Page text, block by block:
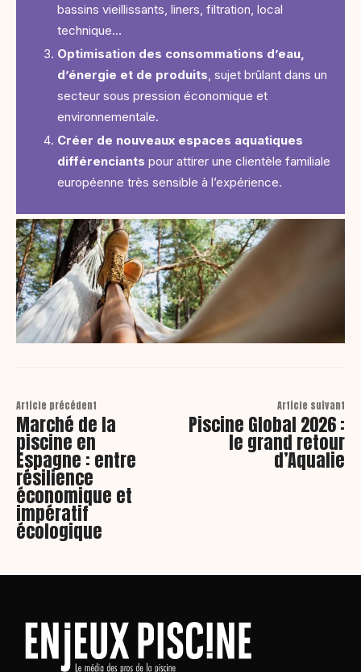
bassins vieillissants, liners, filtration, local
technique…
Optimisation des consommations d’eau,
d’énergie et de produits , sujet brûlant dans un
secteur sous pression économique et
environnementale.
Créer de nouveaux espaces aquatiques
différenciants pour attirer une clientèle familiale
européenne très sensible à l’expérience.
Article précédent
Marché de la
piscine en
Espagne : entre
résilience
économique et
impératif
écologique
Article suivant
Piscine Global 2026 :
le grand retour
d’Aqualie